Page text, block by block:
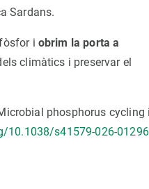
Sardans.
i obrim la porta a
climàtics i preservar el
phosphorus cycling
10.1038/s41579-026-